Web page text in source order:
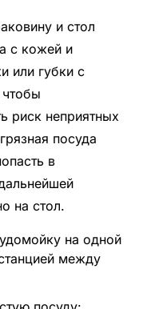
и стол
с кожей и
или губки с
риск неприятных
посуда
в
на стол.
на одной
между